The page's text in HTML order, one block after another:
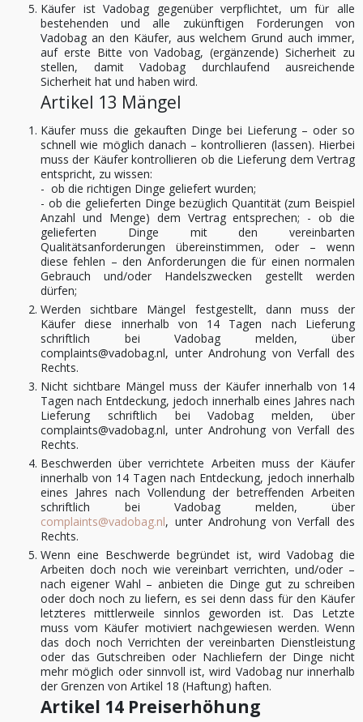
Käufer ist Vadobag gegenüber verpflichtet, um für alle
bestehenden und alle zukünftigen Forderungen von
Vadobag an den Käufer, aus welchem Grund auch immer,
auf erste Bitte von Vadobag, (ergänzende) Sicherheit zu
stellen, damit Vadobag durchlaufend ausreichende
Sicherheit hat und haben wird.
Artikel 13 Mängel
Käufer muss die gekauften Dinge bei Lieferung – oder so
schnell wie möglich danach – kontrollieren (lassen). Hierbei
muss der Käufer kontrollieren ob die Lieferung dem Vertrag
entspricht, zu wissen:
- ob die richtigen Dinge geliefert wurden;
- ob die gelieferten Dinge bezüglich Quantität (zum Beispiel
Anzahl und Menge) dem Vertrag entsprechen; - ob die
gelieferten Dinge mit den vereinbarten
Qualitätsanforderungen übereinstimmen, oder – wenn
diese fehlen – den Anforderungen die für einen normalen
Gebrauch und/oder Handelszwecken gestellt werden
dürfen;
Werden sichtbare Mängel festgestellt, dann muss der
Käufer diese innerhalb von 14 Tagen nach Lieferung
schriftlich bei Vadobag melden, über
complaints@vadobag.nl, unter Androhung von Verfall des
Rechts.
Nicht sichtbare Mängel muss der Käufer innerhalb von 14
Tagen nach Entdeckung, jedoch innerhalb eines Jahres nach
Lieferung schriftlich bei Vadobag melden, über
complaints@vadobag.nl, unter Androhung von Verfall des
Rechts.
Beschwerden über verrichtete Arbeiten muss der Käufer
innerhalb von 14 Tagen nach Entdeckung, jedoch innerhalb
eines Jahres nach Vollendung der betreffenden Arbeiten
schriftlich bei Vadobag melden, über
complaints@vadobag.nl, unter Androhung von Verfall des
Rechts.
Wenn eine Beschwerde begründet ist, wird Vadobag die
Arbeiten doch noch wie vereinbart verrichten, und/oder –
nach eigener Wahl – anbieten die Dinge gut zu schreiben
oder doch noch zu liefern, es sei denn dass für den Käufer
letzteres mittlerweile sinnlos geworden ist. Das Letzte
muss vom Käufer motiviert nachgewiesen werden. Wenn
das doch noch Verrichten der vereinbarten Dienstleistung
oder das Gutschreiben oder Nachliefern der Dinge nicht
mehr möglich oder sinnvoll ist, wird Vadobag nur innerhalb
der Grenzen von Artikel 18 (Haftung) haften.
Artikel 14 Preiserhöhung